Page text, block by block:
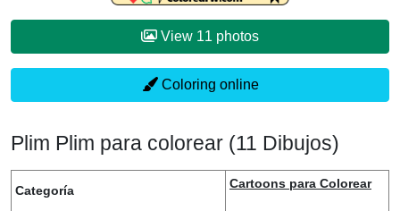
View 11 photos
Coloring online
Plim Plim para colorear (11 Dibujos)
Categoría Cartoons para Colorear